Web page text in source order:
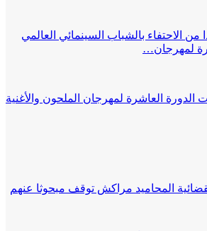
من الاحتفاء بالشباب السينمائي العالمي
لمهرجان…
العاشرة لمهرجان الملحون والأغنية
المحاميد مراكش توقف مبحوثا عنهم